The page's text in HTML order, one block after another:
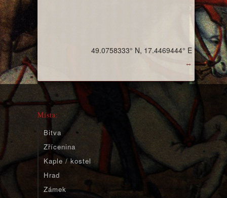
↔
49.0758333° N, 17.4469444° E
Místa:
Bitva
Zřícenina
Kaple / kostel
Hrad
Zámek